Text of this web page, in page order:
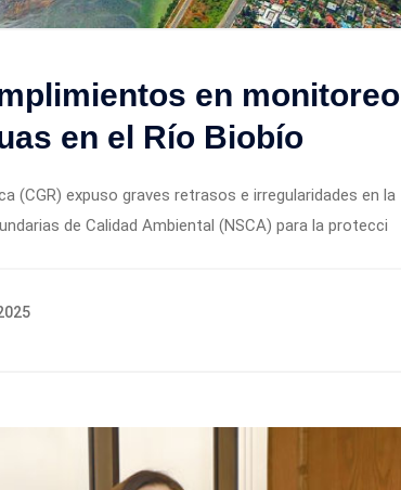
en monitoreo
en el Río Biobío
(CGR) expuso graves retrasos e irregularidades en la
de Calidad Ambiental (NSCA) para la protecci